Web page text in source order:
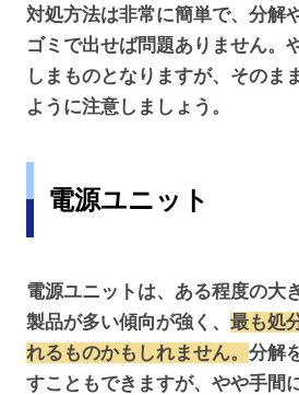
対処方法は非常に簡単で、分解
ゴミで出せば問題ありません。
しまものとなりますが、そのま
ように注意しましょう。
電源ユニット
電源ユニットは、ある程度の大
製品が多い傾向が強く、 最も処
れるものかもしれません。 分解
すこともできますが、やや手間